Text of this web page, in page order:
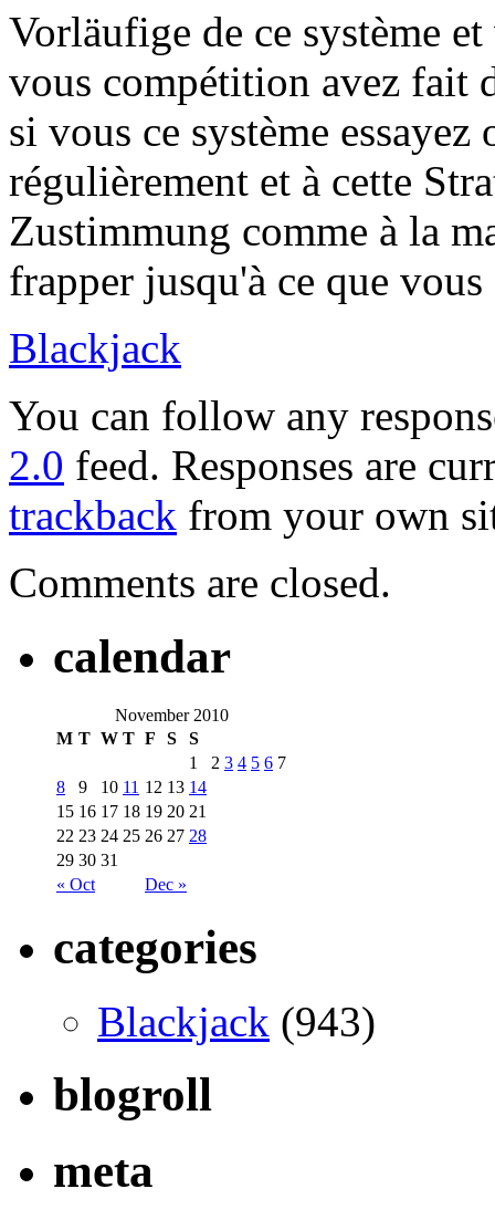
Vorläufige de ce système
vous compétition avez fait
si vous ce système
régulièrement et à cette
Zustimmung comme à la
frapper jusqu'à ce que
Blackjack
You can follow any
2.0 feed. Responses are
trackback from your own
Comments are closed.
calendar
November 2010
M T W T F S S
« Oct Dec »
1 2 3 4 5 6 7
8
9 10 11 12 13 14
15 16 17 18 19 20 21
22 23 24 25 26 27 28
29 30 31
categories
Blackjack (943)
blogroll
meta